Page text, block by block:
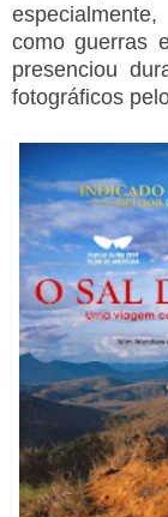
como guerras
presenciou
fotográficos